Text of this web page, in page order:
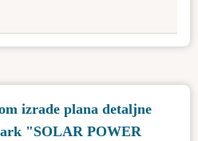
izrade plana detaljne
"SOLAR POWER